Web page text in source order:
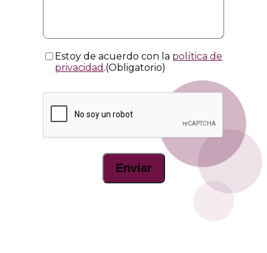
Consentimiento(Obligatorio)
Estoy de acuerdo con la política de
privacidad .(Obligatorio)